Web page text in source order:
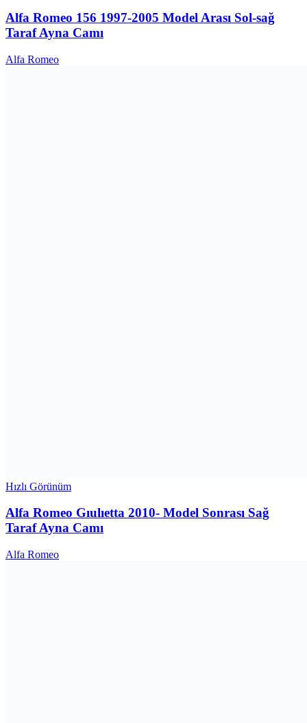
Alfa Romeo 156 1997-2005 Model Arası Sol-sağ
Taraf Ayna Camı
Alfa Romeo
Hızlı Görünüm
Alfa Romeo Gıulıetta 2010- Model Sonrası Sağ
Taraf Ayna Camı
Alfa Romeo